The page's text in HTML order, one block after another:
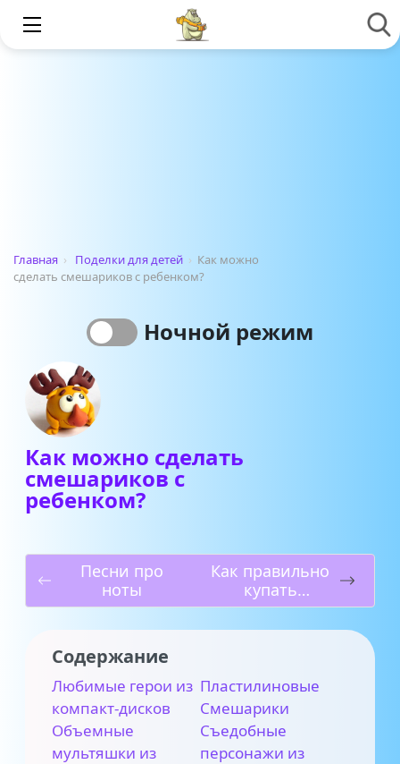
Главная › Поделки для детей › Как можно
сделать смешариков с ребенком?
Ночной режим
Как можно сделать
смешариков с
ребенком?
Песни про
ноты
Как правильно
купать
новорожденно
го
Содержание
Любимые герои из
компакт-дисков
Пластилиновые
Смешарики
Объемные
мультяшки из
Съедобные
персонажи из